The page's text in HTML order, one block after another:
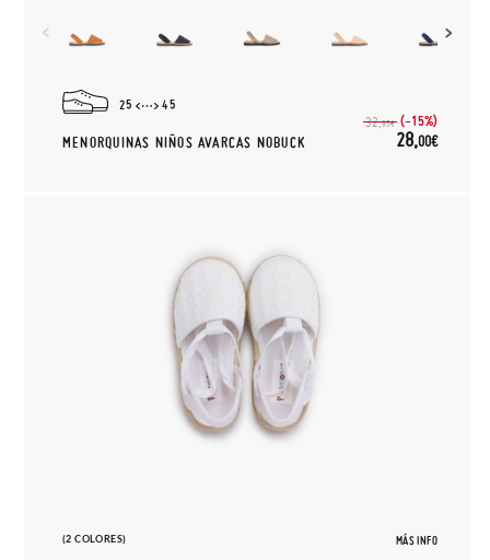
25 45
MENORQUINAS NIÑOS AVARCAS NOBUCK
32,95€ (-15%)
28,00€
(2 COLORES) MÁS INFO